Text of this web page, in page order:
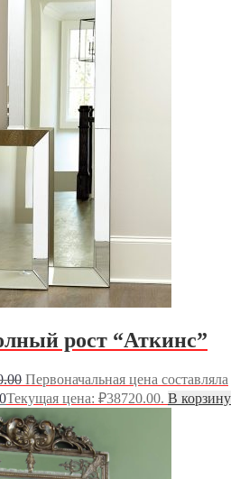
рост “Аткинс”
Первоначальная цена составляла
Текущая цена: ₽38720.00. В корзину